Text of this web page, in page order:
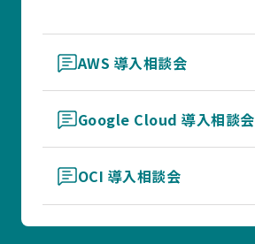
AWS 導入相談会
Google Cloud 導入相談会
OCI 導入相談会